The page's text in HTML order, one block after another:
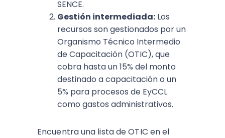
SENCE.
Gestión intermediada: Los
recursos son gestionados por un
Organismo Técnico Intermedio
de Capacitación (OTIC), que
cobra hasta un 15% del monto
destinado a capacitación o un
5% para procesos de EyCCL
como gastos administrativos.
Encuentra una lista de OTIC en el